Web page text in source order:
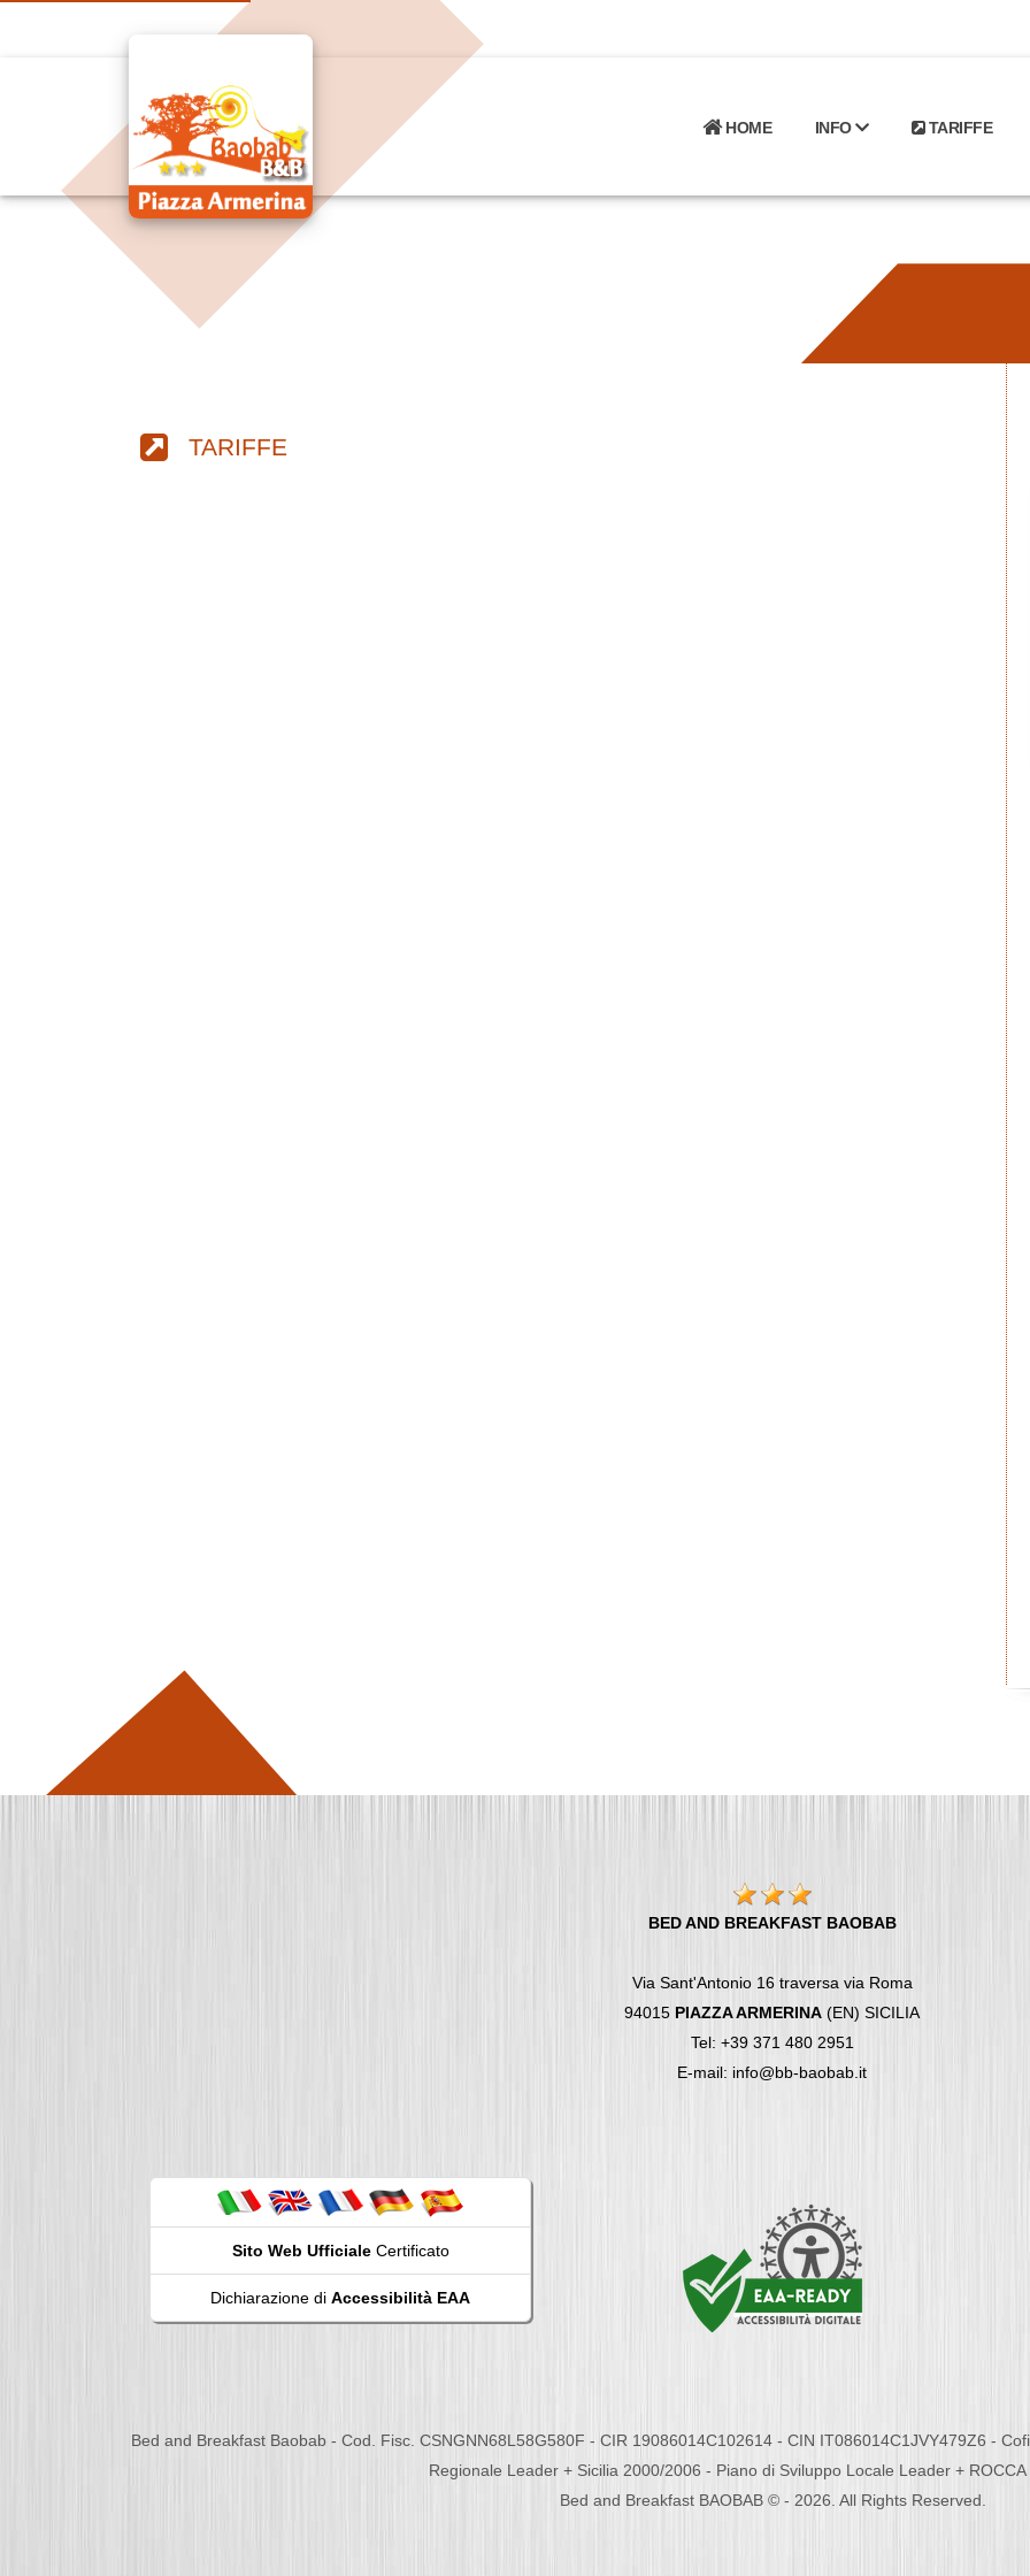
HOME INFO TARIFFE
TARIFFE
BED AND BREAKFAST BAOBAB
Via Sant'Antonio 16 traversa via Roma
94015 PIAZZA ARMERINA (EN) SICILIA
Tel: +39 371 480 2951
E-mail: info@bb-baobab.it
Sito Web UfficialeCertificato
Dichiarazione di Accessibilità EAA
Bed and Breakfast Baobab - Cod. Fisc. CSNGNN68L58G580F - CIR 19086014C102614 - CIN IT086014C1JVY479Z6 -
Regionale Leader + Sicilia 2000/2006 - Piano di Sviluppo Locale Leader + ROCCA
Bed and Breakfast BAOBAB © - 2026. All Rights Reserved.